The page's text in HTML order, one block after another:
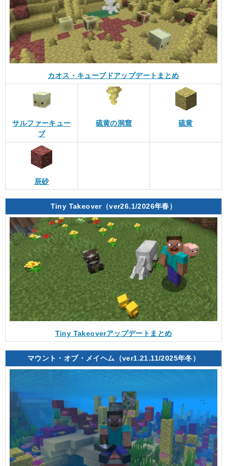
カオス・キューブドアップデートまとめ
サルファーキュー
ブ
硫黄の洞窟 硫黄
辰砂
Tiny Takeover（ver26.1/2026年春）
Tiny Takeoverアップデートまとめ
マウント・オブ・メイヘム（ver1.21.11/2025年冬）